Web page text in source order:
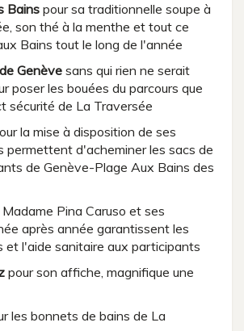
Bains pour sa traditionnelle soupe à
son thé à la menthe et tout ce
Bains tout le long de l'année
Genèvesans qui rien ne serait
poser les bouées du parcours que
sécurité de La Traversée
la mise à disposition de ses
permettent d'acheminer les sacs de
de Genève-Plage Aux Bains des
Madame Pina Caruso et ses
après année garantissent les
et l'aide sanitaire aux participants
pour son affiche, magnifique une
les bonnets de bains de La